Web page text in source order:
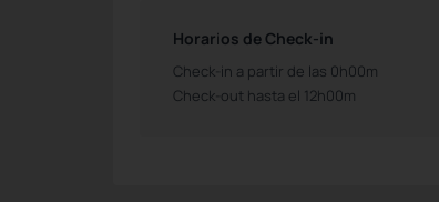
Horarios de Check-in
Check-in a partir de las 0h00m
Check-out hasta el 12h00m